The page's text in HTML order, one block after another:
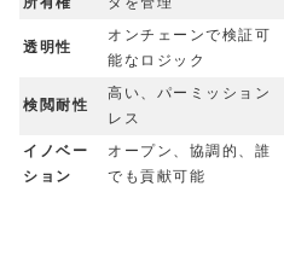
透明性
オンチェーンで検証可
能なロジック
検閲耐性
高い、パーミッション
レス
イノベー
ション
オープン、協調的、誰
でも貢献可能